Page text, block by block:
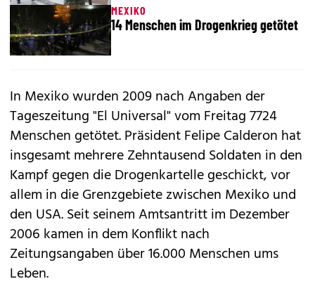
MEXIKO
14 Menschen im Drogenkrieg getötet
In Mexiko wurden 2009 nach Angaben der
Tageszeitung "El Universal" vom Freitag 7724
Menschen getötet. Präsident Felipe Calderon hat
insgesamt mehrere Zehntausend Soldaten in den
Kampf gegen die Drogenkartelle geschickt, vor
allem in die Grenzgebiete zwischen Mexiko und
den USA. Seit seinem Amtsantritt im Dezember
2006 kamen in dem Konflikt nach
Zeitungsangaben über 16.000 Menschen ums
Leben.